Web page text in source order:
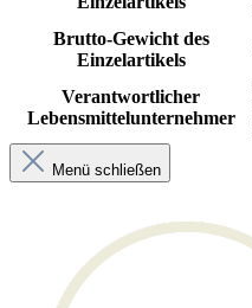
Brutto-Gewicht des
Einzelartikels
Verantwortlicher
Lebensmittelunternehmer
Menü schließen